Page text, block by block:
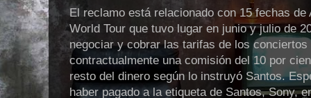
El reclamo está relacionado con 15 fechas
World Tour que tuvo lugar en junio y julio de
negociar y cobrar las tarifas de los
contractualmente una comisión del 10 por
resto del dinero según lo instruyó Santos.
haber pagado a la etiqueta de Santos, Sony,